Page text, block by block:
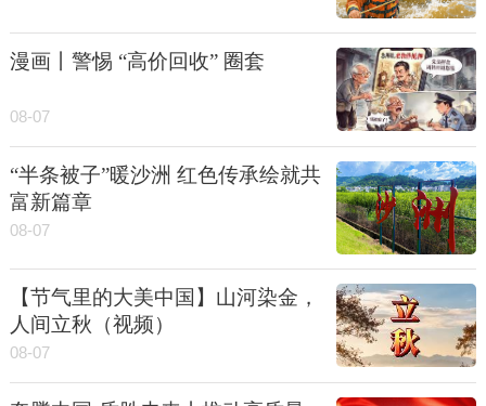
漫画丨警惕 “高价回收” 圈套
08-07
“半条被子”暖沙洲 红色传承绘就共
富新篇章
08-07
【节气里的大美中国】山河染金，
人间立秋（视频）
08-07